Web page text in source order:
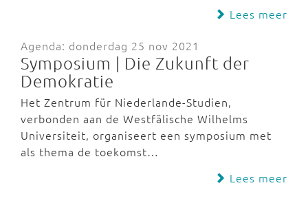
Lees meer
Agenda: donderdag 25 nov 2021
Symposium | Die Zukunft der
Demokratie
Het Zentrum für Niederlande-Studien,
verbonden aan de Westfälische Wilhelms
Universiteit, organiseert een symposium met
als thema de toekomst…
Lees meer